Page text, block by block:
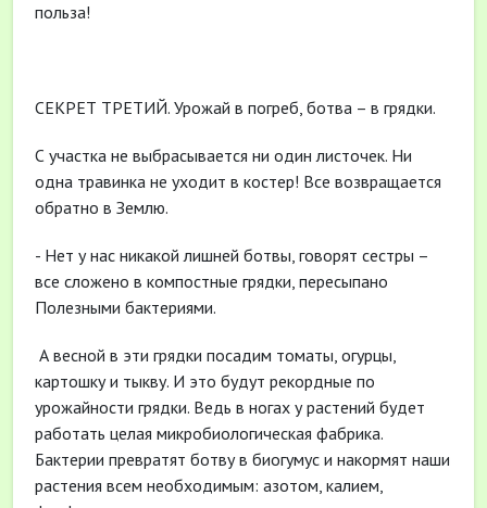
польза!
СЕКРЕТ ТРЕТИЙ. Урожай в погреб, ботва – в грядки.
С участка не выбрасывается ни один листочек. Ни
одна травинка не уходит в костер! Все возвращается
обратно в Землю.
- Нет у нас никакой лишней ботвы, говорят сестры –
все сложено в компостные грядки, пересыпано
Полезными бактериями.
А весной в эти грядки посадим томаты, огурцы,
картошку и тыкву. И это будут рекордные по
урожайности грядки. Ведь в ногах у растений будет
работать целая микробиологическая фабрика.
Бактерии превратят ботву в биогумус и накормят наши
растения всем необходимым: азотом, калием,